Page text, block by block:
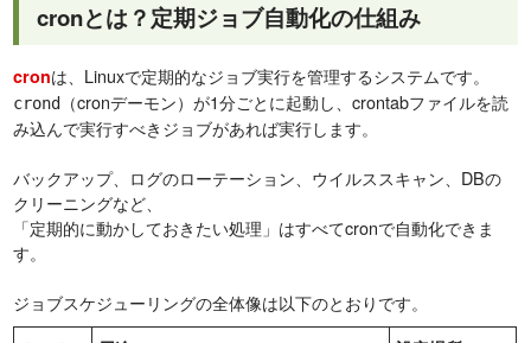
cronとは？定期ジョブ自動化の仕組み
cronは、Linuxで定期的なジョブ実行を管理するシステムです。
crond
（cronデーモン）が1分ごとに起動し、crontabファイルを読
み込んで実行すべきジョブがあれば実行します。
バックアップ、ログのローテーション、ウイルススキャン、DBの
クリーニングなど、
「定期的に動かしておきたい処理」はすべてcronで自動化できま
す。
ジョブスケジューリングの全体像は以下のとおりです。